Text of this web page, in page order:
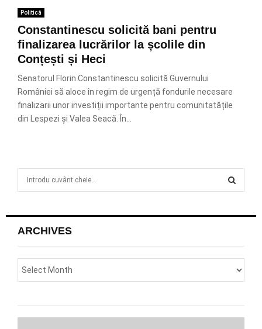
Politică
Constantinescu solicită bani pentru
finalizarea lucrărilor la școlile din
Conțești și Heci
Senatorul Florin Constantinescu solicită Guvernului
României să aloce în regim de urgență fondurile necesare
finalizarii unor investiții importante pentru comunitatățile
din Lespezi și Valea Seacă. În...
h
o
:
H
ARCHIVES